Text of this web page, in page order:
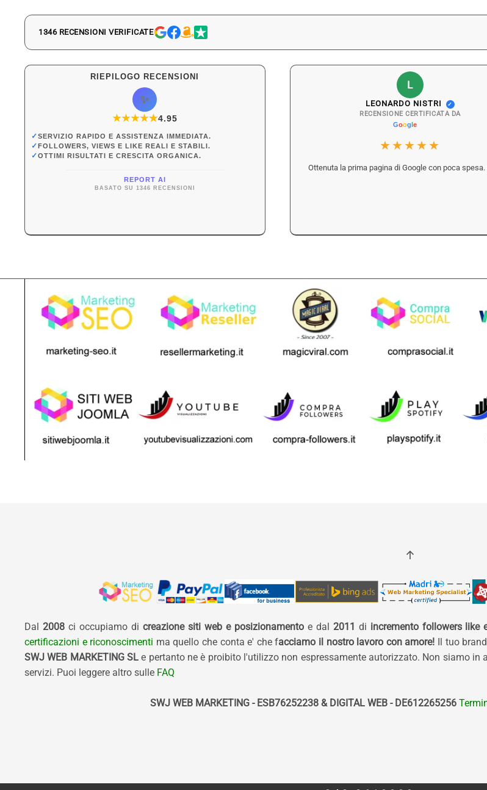
1346 RECENSIONI VERIFICATE
RIEPILOGO RECENSIONI
✨
★★★★★
★4.95
✓SERVIZIO RAPIDO E ASSISTENZA IMMEDIATA.
✓FOLLOWERS, VIEWS E LIKE REALI E STABILI.
✓OTTIMI RISULTATI E CRESCITA ORGANICA.
REPORT AI
BASATO SU 1346 RECENSIONI
L
LEONARDO NISTRI ✓
RECENSIONE CERTIFICATA DA
★★★★★
Ottenuta la prima pagina di Google con poca
Dal 2008ci occupiamo di creazione siti web e posizionamentoe dal 2011 di incremento followers like
certificazioni e riconoscimenti ma quello che conta e' che facciamo il nostro lavoro con amore! Il tuo
SWJ WEB MARKETING SLe pertanto ne è proibito l'utilizzo non espressamente autorizzato. Non siamo in
servizi. Puoi leggere altro sulle FAQ
SWJ WEB MARKETING - ESB76252238 & DIGITAL WEB - DE612265256